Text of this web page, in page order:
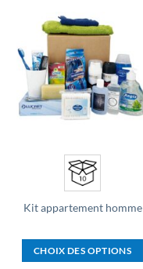
d’envies
Kit appartement homme
CHOIX DES OPTIONS